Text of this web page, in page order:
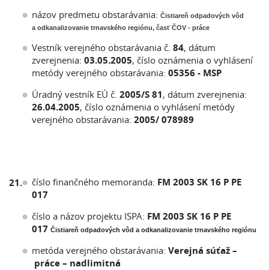
názov predmetu obstarávania: Čistiareň odpadových vôd
a odkanalizovanie trnavského regiónu, časť ČOV - práce
Vestník verejného obstarávania č. 84, dátum
zverejnenia: 03.05.2005, číslo oznámenia o vyhlásení
metódy verejného obstarávania: 05356 - MSP
Úradný vestník EÚ č. 2005/S 81, dátum zverejnenia:
26.04.2005, číslo oznámenia o vyhlásení metódy
verejného obstarávania: 2005/ 078989
21. číslo finančného memoranda: FM 2003 SK 16 P PE
017
číslo a názov projektu ISPA: FM 2003 SK 16 P PE
017 Čistiareň odpadových vôd a odkanalizovanie trnavského regiónu
metóda verejného obstarávania: Verejná súťaž –
práce – nadlimitná